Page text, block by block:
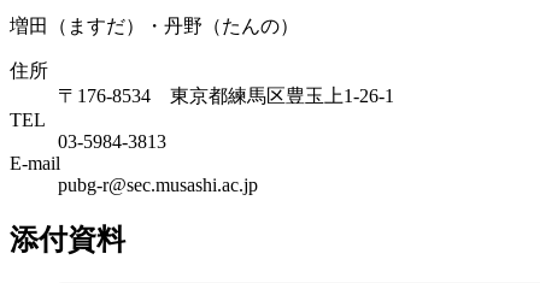
増田（ますだ）・丹野（たんの）
住所
〒176-8534 東京都練馬区豊玉上1-26-1
TEL
03-5984-3813
E-mail
pubg-r@sec.musashi.ac.jp
添付資料